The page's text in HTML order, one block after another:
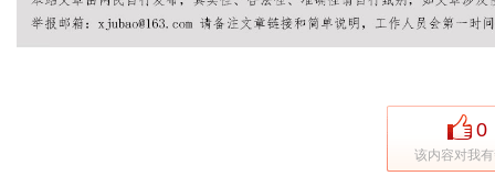
0
该内容对我